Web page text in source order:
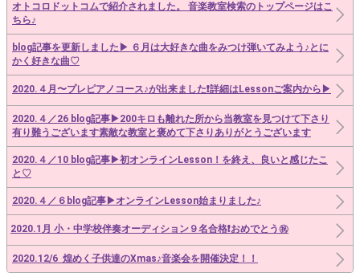
オトコロドットコムで紹介されました。 音楽教室検索のトップページはこ
ちら♪
blog記事を更新しました▶︎ ６月は大好きな曲をみつけ弾いてみよう♪とに
かく好きな曲♡
2020.４月〜プレピアノコース♪が出来ました❗️詳細はLessonご案内から▶︎
2020.４／26 blog記事▶︎200キロも離れた所から当教室を見つけて下さり
有り難うございます素敵な教室と褒めて下さりありがとうございます
2020.４／10 blog記事▶︎初オンラインLesson！を終え、良いと感じたこ
と♡
2020.４／６blog記事▶︎オンラインLesson始まりました♪
2020.1月 小・中学校伴奏オーディション９名合格❗️おめでとう㊗️
2020.12/6 煌めく子供達のXmas♪音楽会を開催決定！！